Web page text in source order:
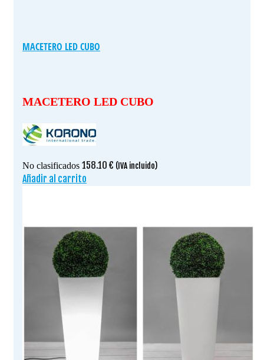
MACETERO LED CUBO
MACETERO LED CUBO
No clasificados 158.10 € (IVA incluido)
Añadir al carrito